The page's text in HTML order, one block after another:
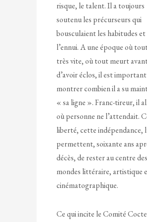
risque, le talent. Il a toujours
soutenu les précurseurs qui
bousculaient les habitudes et
l’ennui. A une époque où
très vite, où tout meurt
d’avoir éclos, il est
montrer combien il a su
« sa ligne ». Franc-tireur, il
où personne ne l’attendait.
liberté, cette indépendance,
permettent, soixante ans
décès, de rester au centre des
mondes littéraire, artistique
cinématographique.
Ce qui incite le Comité